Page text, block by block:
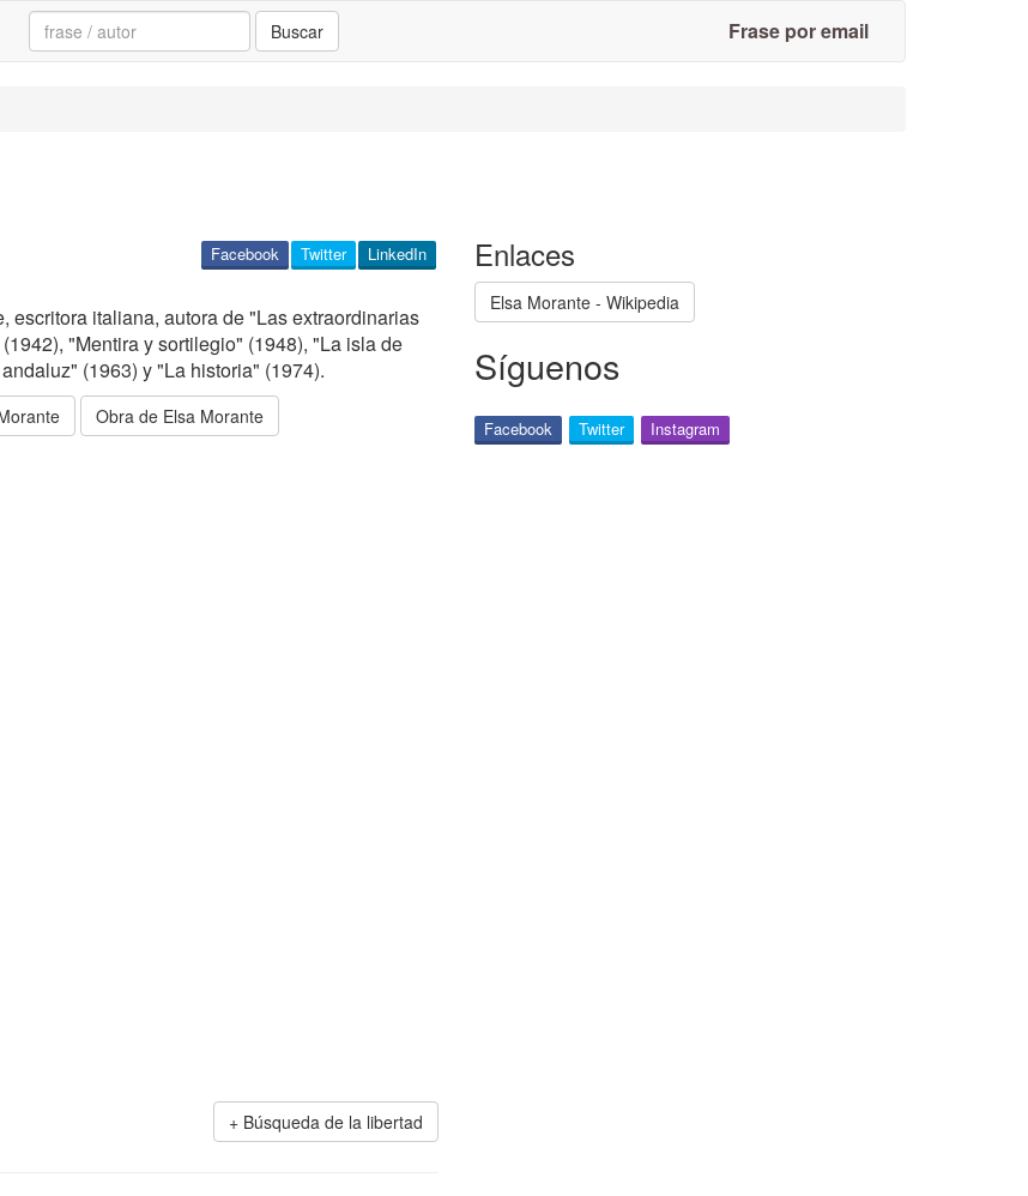
Search: Buscar Frase por email
LinkedIn
Twitter
Facebook
escritora italiana, autora de "Las extraordinarias
"Mentira y sortilegio" (1948), "La isla de
(1963) y "La historia" (1974).
Obra de Elsa Morante
Búsqueda de la libertad
Enlaces
Elsa Morante - Wikipedia
Síguenos
Facebook Twitter Instagram